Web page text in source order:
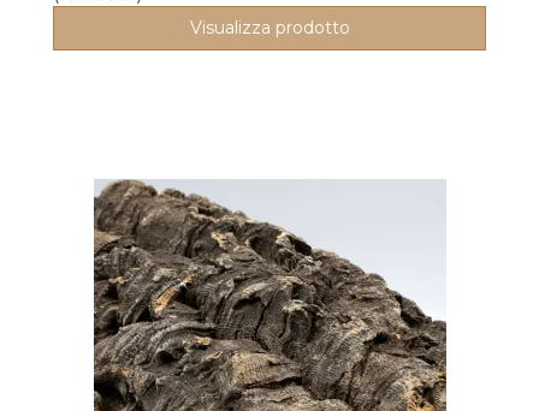
Visualizza prodotto